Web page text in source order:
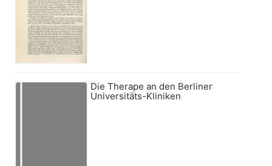
Die Therape an den Berliner
Universitäts-Kliniken